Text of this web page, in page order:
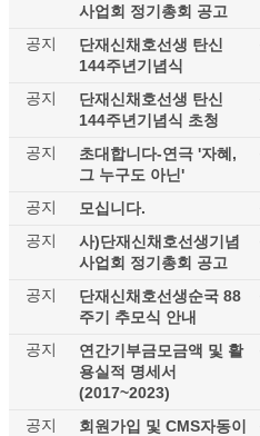
사업회 정기총회 공고
공지
단재신채호선생 탄신
144주년기념식
공지
단재신채호선생 탄신
144주년기념식 초청
공지
초대합니다-연극 '자혜,
그 누구도 아닌'
공지 모십니다.
공지
사)단재신채호선생기념
사업회 정기총회 공고
공지
단재신채호선생순국 88
주기 추모식 안내
공지
연간기부금모금액 및 활
용실적 명세서
(2017~2023)
공지
회원가입 및 CMS자동이